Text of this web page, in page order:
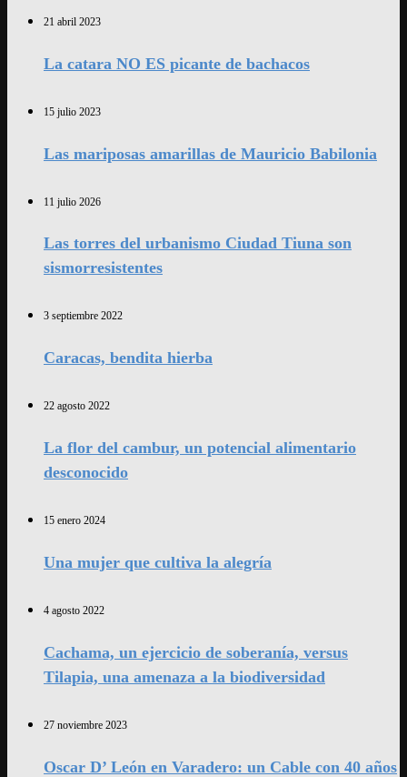
21 abril 2023
La catara NO ES picante de bachacos
15 julio 2023
Las mariposas amarillas de Mauricio Babilonia
11 julio 2026
Las torres del urbanismo Ciudad Tiuna son
sismorresistentes
3 septiembre 2022
Caracas, bendita hierba
22 agosto 2022
La flor del cambur, un potencial alimentario
desconocido
15 enero 2024
Una mujer que cultiva la alegría
4 agosto 2022
Cachama, un ejercicio de soberanía, versus
Tilapia, una amenaza a la biodiversidad
27 noviembre 2023
Oscar D’ León en Varadero: un Cable con 40 años